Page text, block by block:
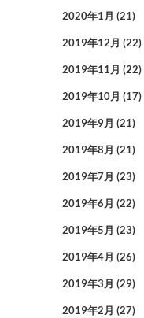
2020年1月 (21)
2019年12月 (22)
2019年11月 (22)
2019年10月 (17)
2019年9月 (21)
2019年8月 (21)
2019年7月 (23)
2019年6月 (22)
2019年5月 (23)
2019年4月 (26)
2019年3月 (29)
2019年2月 (27)